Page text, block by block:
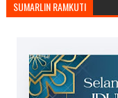
SUMARLIN RAMKUTI